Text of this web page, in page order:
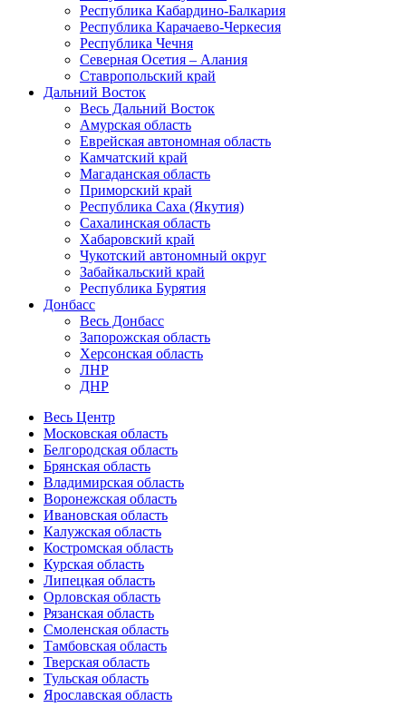
Республика Кабардино-Балкария
Республика Карачаево-Черкесия
Республика Чечня
Северная Осетия – Алания
Ставропольский край
Дальний Восток
Весь Дальний Восток
Амурская область
Еврейская автономная область
Камчатский край
Магаданская область
Приморский край
Республика Саха (Якутия)
Сахалинская область
Хабаровский край
Чукотский автономный округ
Забайкальский край
Республика Бурятия
Донбасс
Весь Донбасс
Запорожская область
Херсонская область
ЛНР
ДНР
Весь Центр
Московская область
Белгородская область
Брянская область
Владимирская область
Воронежская область
Ивановская область
Калужская область
Костромская область
Курская область
Липецкая область
Орловская область
Рязанская область
Смоленская область
Тамбовская область
Тверская область
Тульская область
Ярославская область